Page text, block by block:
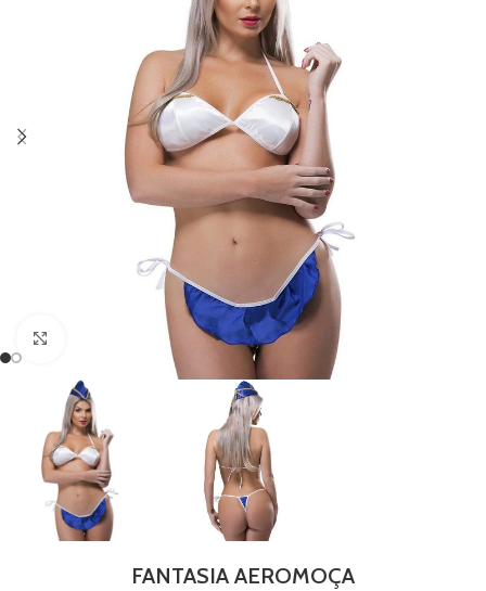
Clique para ampliar
FANTASIA AEROMOÇA